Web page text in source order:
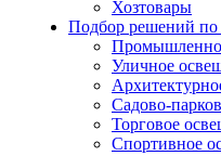
Хозтовары
Подбор решений
Уличное
Садово-
Торговое
Спортивное